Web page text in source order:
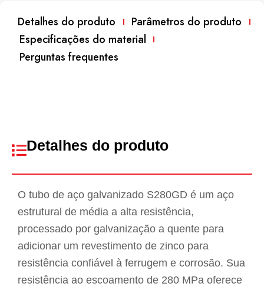
Detalhes do produto
Parâmetros do produto
Especificações do material
Perguntas frequentes
Detalhes do produto
O tubo de aço galvanizado S280GD é um aço
estrutural de média a alta resistência,
processado por galvanização a quente para
adicionar um revestimento de zinco para
resistência confiável à ferrugem e corrosão. Sua
resistência ao escoamento de 280 MPa oferece